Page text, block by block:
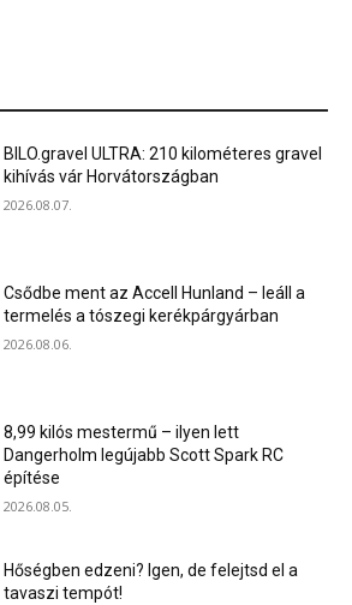
BILO.gravel ULTRA: 210 kilométeres gravel
kihívás vár Horvátországban
2026.08.07.
Csődbe ment az Accell Hunland – leáll a
termelés a tószegi kerékpárgyárban
2026.08.06.
8,99 kilós mestermű – ilyen lett
Dangerholm legújabb Scott Spark RC
építése
2026.08.05.
Hőségben edzeni? Igen, de felejtsd el a
tavaszi tempót!